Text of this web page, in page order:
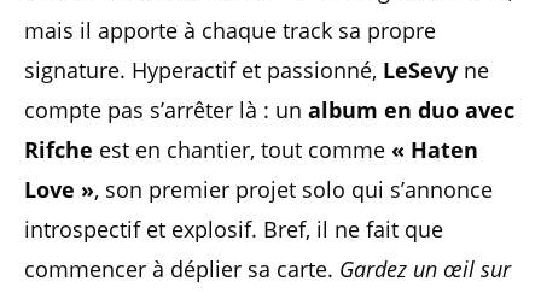
mais il apporte à chaque track sa propre
signature. Hyperactif et passionné, LeSevy ne
compte pas s’arrêter là : un album en duo avec
Rifche est en chantier, tout comme « Haten
Love », son premier projet solo qui s’annonce
introspectif et explosif. Bref, il ne fait que
commencer à déplier sa carte. Gardez un œil sur